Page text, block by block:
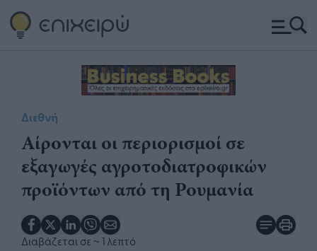
Διεθνή
Αίρονται οι περιορισμοί σε
εξαγωγές αγροτοδιατροφικών
προϊόντων από τη Ρουμανία
Διαβάζεται σε ~ 1 λεπτό